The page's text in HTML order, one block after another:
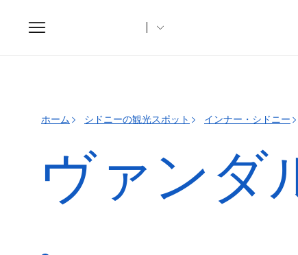
Toggle
navigation
ホーム シドニーの観光スポット インナー・シドニー
ヴァンダ